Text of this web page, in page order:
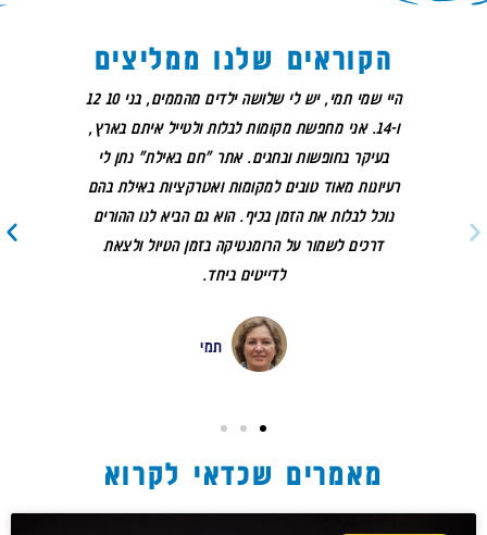
הקוראים שלנו ממליצים
היי שמי תמי, יש לי שלושה ילדים מהממים, בני 10 12
ו-14. אני מחפשת מקומות לבלות ולטייל איתם בארץ,
בעיקר בחופשות ובחגים. אתר "חם באילת" נתן לי
רעיונות מאוד טובים למקומות ואטרקציות באילת בהם
נוכל לבלות את הזמן בכיף. הוא גם הביא לנו ההורים
דרכים לשמור על הרומנטיקה בזמן הטיול ולצאת
לדייטים ביחד.
תמי
מאמרים שכדאי לקרוא